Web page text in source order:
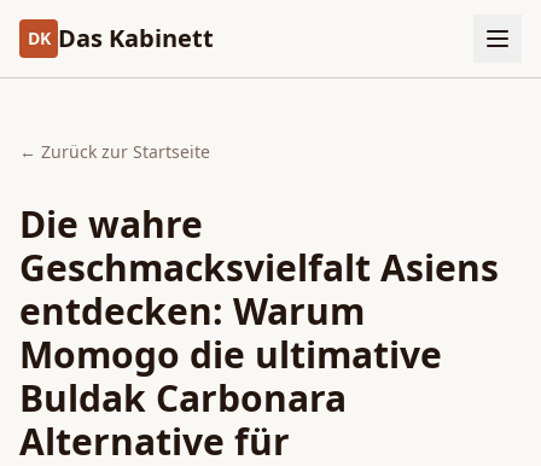
DK Das Kabinett
← Zurück zur Startseite
Die wahre
Geschmacksvielfalt Asiens
entdecken: Warum
Momogo die ultimative
Buldak Carbonara
Alternative für